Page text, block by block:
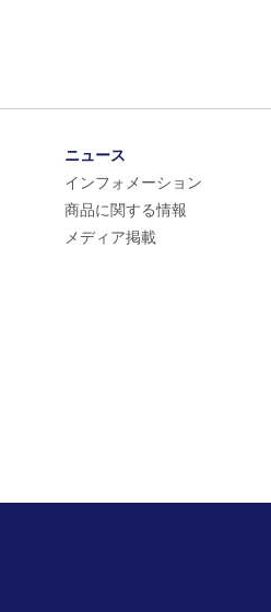
ニュース
インフォメーション
商品に関する情報
メディア掲載